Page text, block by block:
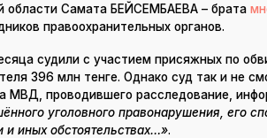
области Самата БЕЙСЕМБАЕВА – брата
правоохранительных органов.
судили с участием присяжных по
396 млн тенге. Однако суд так и не
МВД, проводившего расследование,
уголовного правонарушения, его
и иных обстоятельствах…».